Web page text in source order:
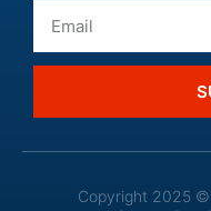
Copyright 2025 ©